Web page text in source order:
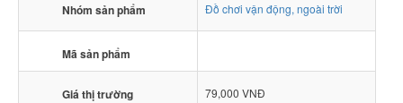
Nhóm sản phẩm Đồ chơi vận động, ngoài trời
Mã sản phẩm
Giá thị trường 79,000 VNĐ